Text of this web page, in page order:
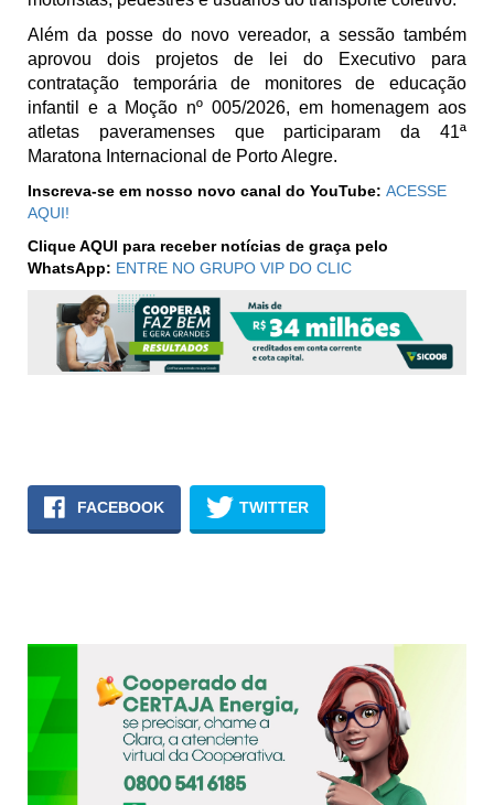
Além da posse do novo vereador, a sessão também
aprovou dois projetos de lei do Executivo para
contratação temporária de monitores de educação
infantil e a Moção nº 005/2026, em homenagem aos
atletas paveramenses que participaram da 41ª
Maratona Internacional de Porto Alegre.
Inscreva-se em nosso novo canal do YouTube: ACESSE
AQUI!
Clique AQUI para receber notícias de graça pelo
WhatsApp: ENTRE NO GRUPO VIP DO CLIC
FACEBOOK TWITTER